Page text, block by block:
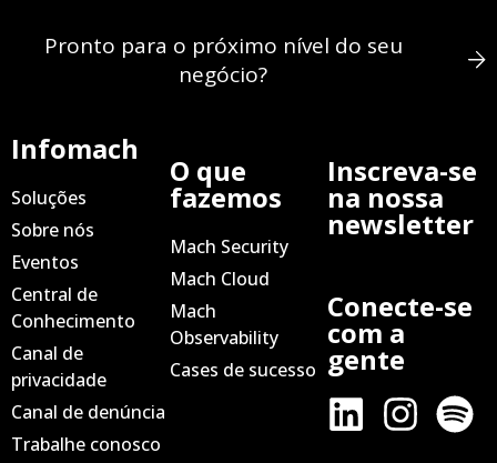
Pronto para o próximo nível do seu
negócio?
Infomach
Soluções
Sobre nós
Eventos
Central de
Conhecimento
Canal de
privacidade
Canal de denúncia
Trabalhe conosco
O que
fazemos
Mach Security
Mach Cloud
Mach
Observability
Cases de sucesso
Inscreva-se
na nossa
newsletter
Conecte-se
com a
gente